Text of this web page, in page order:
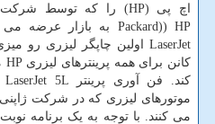
اچ پی HP)) را که توسط شرکت
Packard)) HP به بازار عرضه
LaserJet
کانن برای همه پرینترهای لیزریHP
کند. فن آوری پرینتر LaserJet 5L
موتورهای لیزری که در شرکت ژاپنی
می کنند. با توجه به یک برنامه